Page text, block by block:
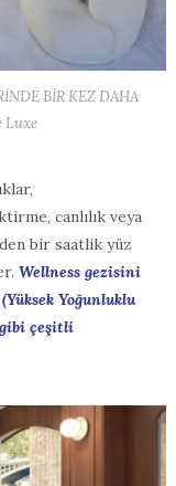
BİR KEZ DAHA
Luxe
canlılık veya
bir saatlik yüz
Wellness gezisini
Yoğunluklu
çeşitli